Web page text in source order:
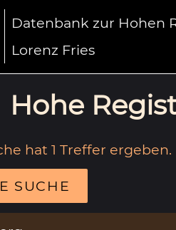
Datenbank zur Hohen
Lorenz Fries
Hohe
hat 1 Treffer ergeben.
SUCHE